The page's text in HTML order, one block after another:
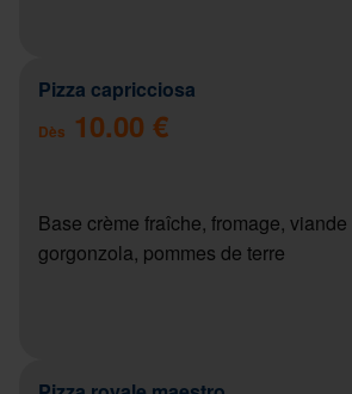
Pizza capricciosa
Dès 10.00 €
Base crème fraîche, fromage,
gorgonzola, pommes de terre